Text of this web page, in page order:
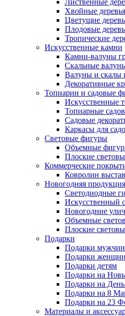
Лиственные
Хвойные деревья
Цветущие
Плодовые
Тропические
Искусственные камни
Камни-валуны
Скальные
Валуны и скалы
Декоративные
Топиарии и садовые
Искусственные
Топиарные
Садовые
Каркасы для
Световые фигуры
Объемные
Плоские
Коммерческие
Ковролин
Новогодняя продукция
Светодиодные
Искусственный
Новогодние
Объемные
Плоские
Подарки
Подарки
Подарки
Подарки детям
Подарки на
Подарки на
Подарки на 8
Подарки на 23
Материалы и